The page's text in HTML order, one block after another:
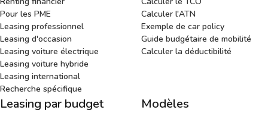
Pour les PME
Leasing professionnel
Leasing d'occasion
Leasing voiture électrique
Leasing voiture hybride
Leasing international
Recherche spécifique
Calculer l'ATN
Exemple de car policy
Guide budgétaire de mobilité
Calculer la déductibilité
Leasing par budget Modèles